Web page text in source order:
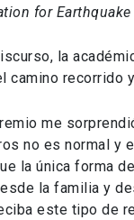
for
la
camino recorrido
me
no es normal y
la única forma
la familia y
este tipo de